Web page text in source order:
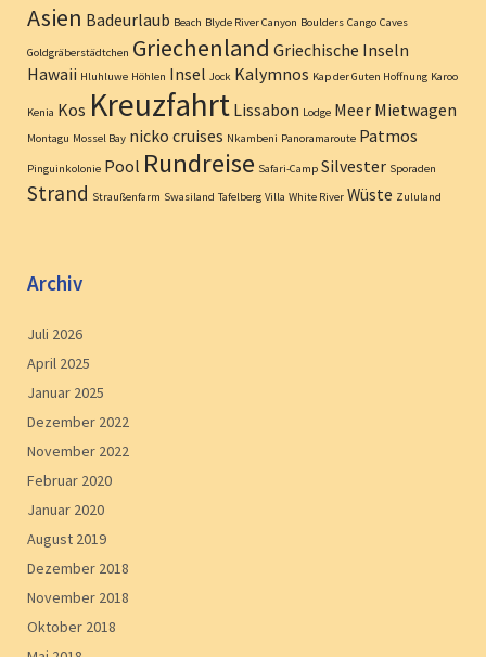
Asien Badeurlaub Beach Blyde River Canyon Boulders Cango Caves
Goldgräberstädtchen Griechenland Griechische Inseln
Hawaii Hluhluwe Höhlen Insel Jock Kalymnos Kap der Guten Hoffnung Karoo
Kenia Kos Kreuzfahrt Lissabon Lodge Meer Mietwagen
Montagu Mossel Bay nicko cruises Nkambeni Panoramaroute Patmos
Pinguinkolonie Pool Rundreise Safari-Camp Silvester Sporaden
Strand Straußenfarm Swasiland Tafelberg Villa White River Wüste Zululand
Archiv
Juli 2026
April 2025
Januar 2025
Dezember 2022
November 2022
Februar 2020
Januar 2020
August 2019
Dezember 2018
November 2018
Oktober 2018